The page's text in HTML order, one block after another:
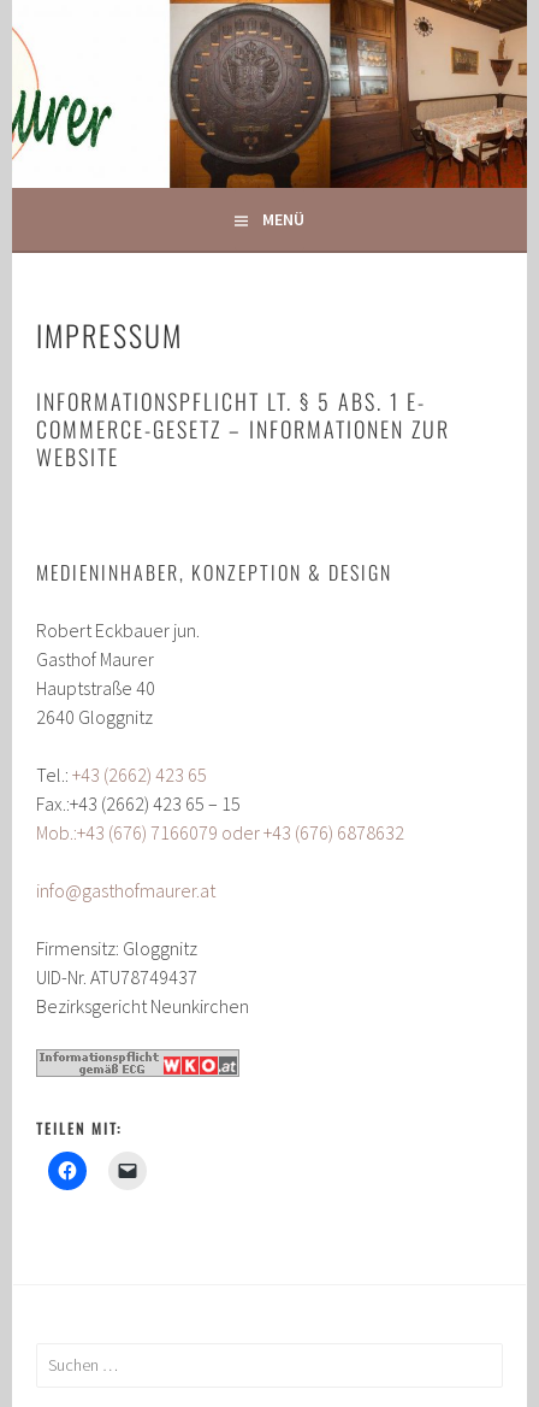
zum
Inhalt
GASTHOF MAURER
IHR GASTHOF IN GLOGGNITZ
MENÜ
IMPRESSUM
INFORMATIONSPFLICHT LT. § 5 ABS. 1 E-
COMMERCE-GESETZ – INFORMATIONEN ZUR
WEBSITE
MEDIENINHABER, KONZEPTION & DESIGN
Robert Eckbauer jun.
Gasthof Maurer
Hauptstraße 40
2640 Gloggnitz
Tel.:+43 (2662) 423 65
Fax.:+43 (2662) 423 65 – 15
Mob.:+43 (676) 7166079 oder+43 (676) 6878632
info@gasthofmaurer.at
Firmensitz: Gloggnitz
UID-Nr. ATU78749437
Bezirksgericht Neunkirchen
TEILEN MIT:
Suchen